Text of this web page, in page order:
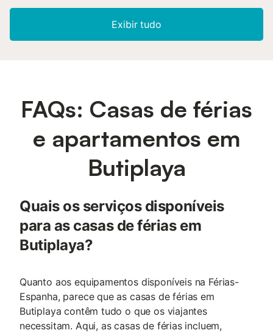
Exibir tudo
FAQs: Casas de férias
e apartamentos em
Butiplaya
Quais os serviços disponíveis
para as casas de férias em
Butiplaya?
Quanto aos equipamentos disponíveis na Férias-
Espanha, parece que as casas de férias em
Butiplaya contêm tudo o que os viajantes
necessitam. Aqui, as casas de férias incluem,